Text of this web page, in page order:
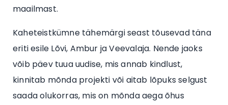
maailmast.
Kaheteistkümne tähemärgi seast tõusevad täna
eriti esile Lõvi, Ambur ja Veevalaja. Nende jaoks
võib päev tuua uudise, mis annab kindlust,
kinnitab mõnda projekti või aitab lõpuks selgust
saada olukorras, mis on mõnda aega õhus